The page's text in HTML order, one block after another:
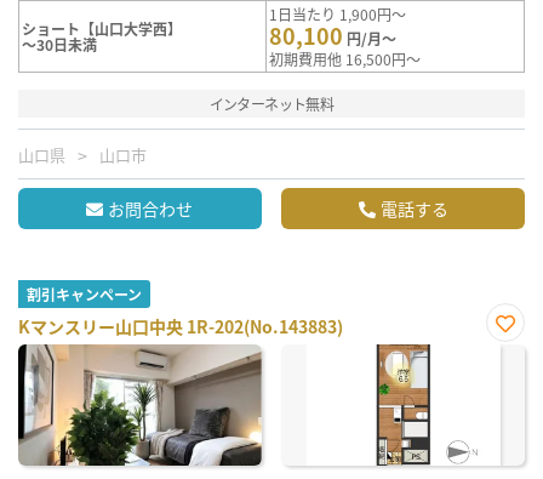
ショート【山口大学西】
～30日未満
1日当たり 1,900円～
80,100 円/月～
初期費用他 16,500円～
インターネット無料
山口県 山口市
お問合わせ 電話する
割引キャンペーン
Kマンスリー山口中央 1R-202(No.143883)
お気